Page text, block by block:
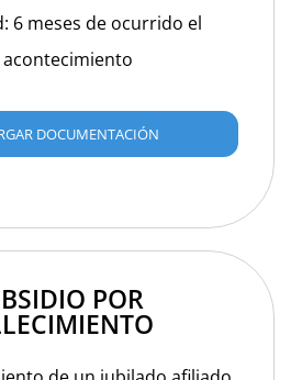
6 meses de ocurrido el
acontecimiento
DOCUMENTACIÓN
POR